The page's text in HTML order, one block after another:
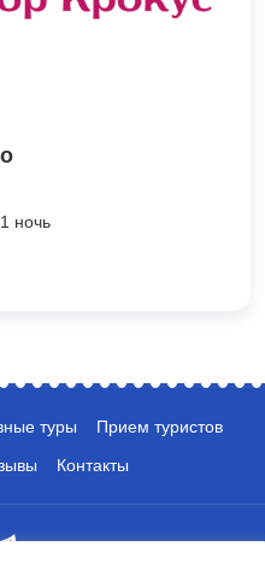
ночь
туры
Прием туристов
Контакты